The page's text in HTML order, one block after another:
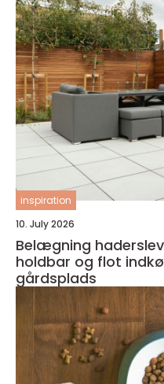
inspiration
10. July 2026
Belægning
holdbar og flot
gårdsplads